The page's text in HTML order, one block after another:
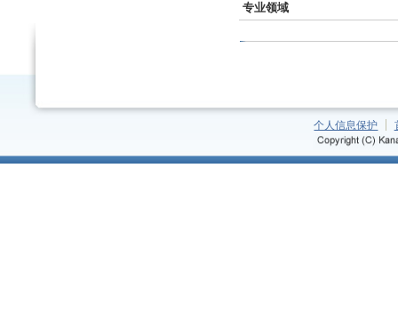
专业领域
个人信息保护